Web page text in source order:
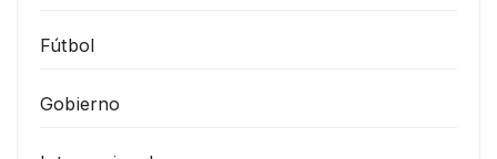
Fútbol
Gobierno